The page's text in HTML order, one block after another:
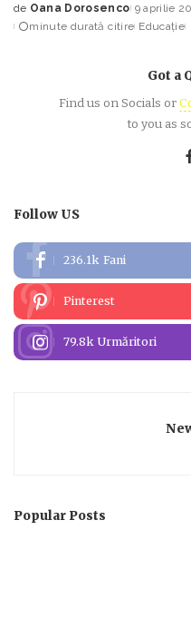
Posted
by
de Oana Dorosenco 9 aprilie
minute durată citire Educație
Got a
Find us on Socials or
to you as
Follow US
236.1k Fani
Pinterest
79.8k Urmăritori
Popular Posts